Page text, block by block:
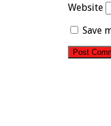
Website
Save